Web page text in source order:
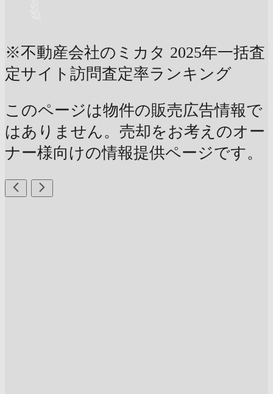
※不動産会社のミカタ 2025年一括査
定サイト訪問査定率ランキング
このページは物件の販売広告情報で
はありません。売却をお考えのオー
ナー様向けの情報提供ページです。